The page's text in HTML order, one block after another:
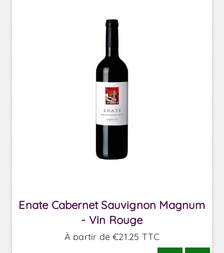
Enate Cabernet Sauvignon Magnum
- Vin Rouge
À partir de €21,25 TTC